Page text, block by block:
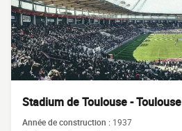
Stadium de Toulouse - Toulouse
Année de construction : 1937